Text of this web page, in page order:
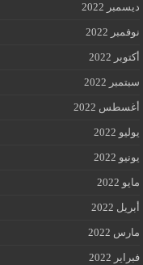
ديسمبر 2022
نوفمبر 2022
أكتوبر 2022
سبتمبر 2022
أغسطس 2022
يوليو 2022
يونيو 2022
مايو 2022
أبريل 2022
مارس 2022
فبراير 2022